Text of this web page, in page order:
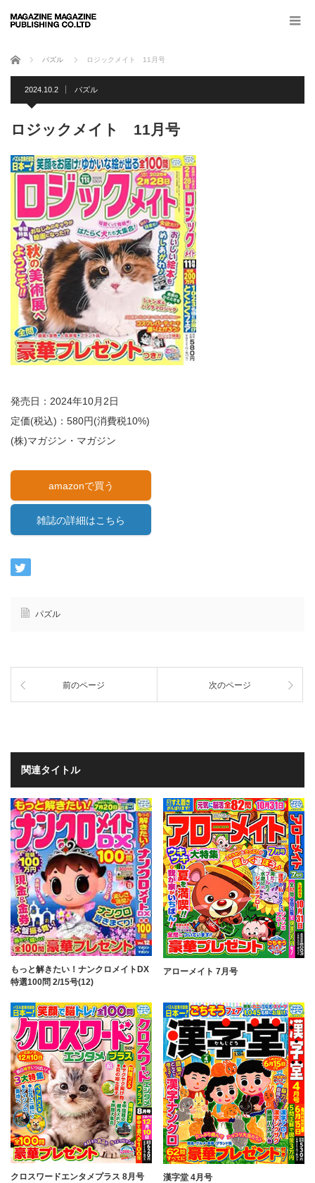
ホーム パズル ロジックメイト 11月号
2024.10.2 パズル
ロジックメイト 11月号
発売日：2024年10月2日
定価(税込)：580円(消費税10%)
(株)マガジン・マガジン
amazonで買う
雑誌の詳細はこちら
パズル
前のページ 次のページ
関連タイトル
もっと解きたい！ナンクロメイトDX
特選100問 2/15号(12)
アローメイト 7月号
クロスワードエンタメプラス 8月号 漢字堂 4月号